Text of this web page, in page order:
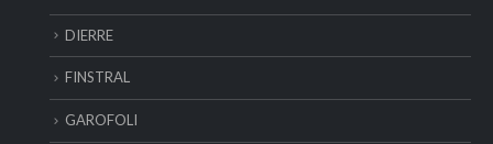
DIERRE
FINSTRAL
GAROFOLI